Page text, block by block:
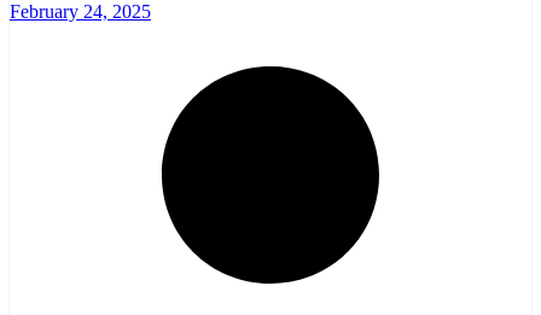
February 24, 2025